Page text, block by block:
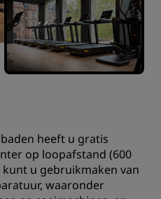
heeft u gratis
op loopafstand (600
u gebruikmaken van
waaronder